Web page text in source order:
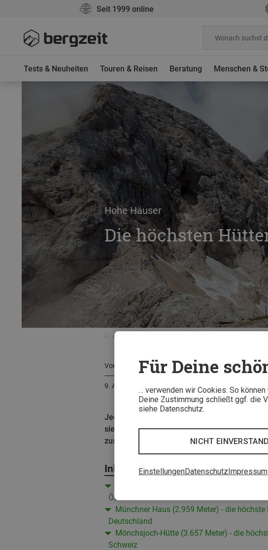
Für Deine
… verwenden wir Cookies. So
Deine Zustimmung schließt ggf. die
siehe Datenschutz.
NICHT
EinstellungenDatenschutzImpressum
Seit 1999 online
Tests & Neuheiten Touren & Reisen Beratung Menschen &
Hohe Häuser
Die höchsten
Von Arnold Zimprich
9. August 2023
Jedes Alpenland hat seine höchste Hütte.
sieben höchsten Alpenhütten in Italien,
zusammengetragen. Eine Hütten-Rundschau
Inhalt
Österreich
Münchner Haus (2.959 Meter) - die höchste
Deutschland
Mönchsjoch-Hütte (3.657 Meter) - die
Schweiz